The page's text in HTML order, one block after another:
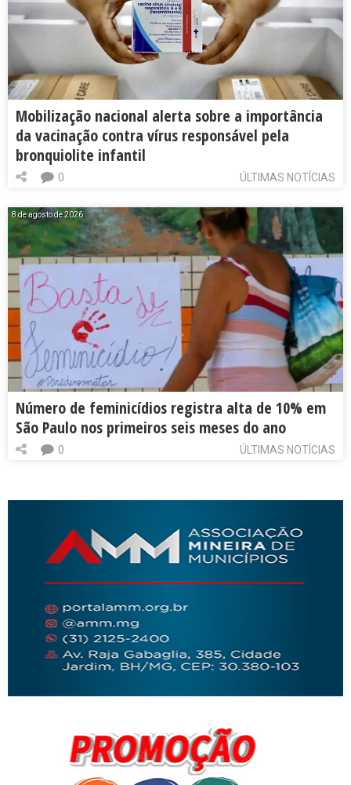
Mobilização nacional alerta sobre a importância
da vacinação contra vírus responsável pela
bronquiolite infantil
ÚLTIMAS NOTÍCIAS
0
8 de agosto de 2026
Número de feminicídios registra alta de 10% em
São Paulo nos primeiros seis meses do ano
ÚLTIMAS NOTÍCIAS
0